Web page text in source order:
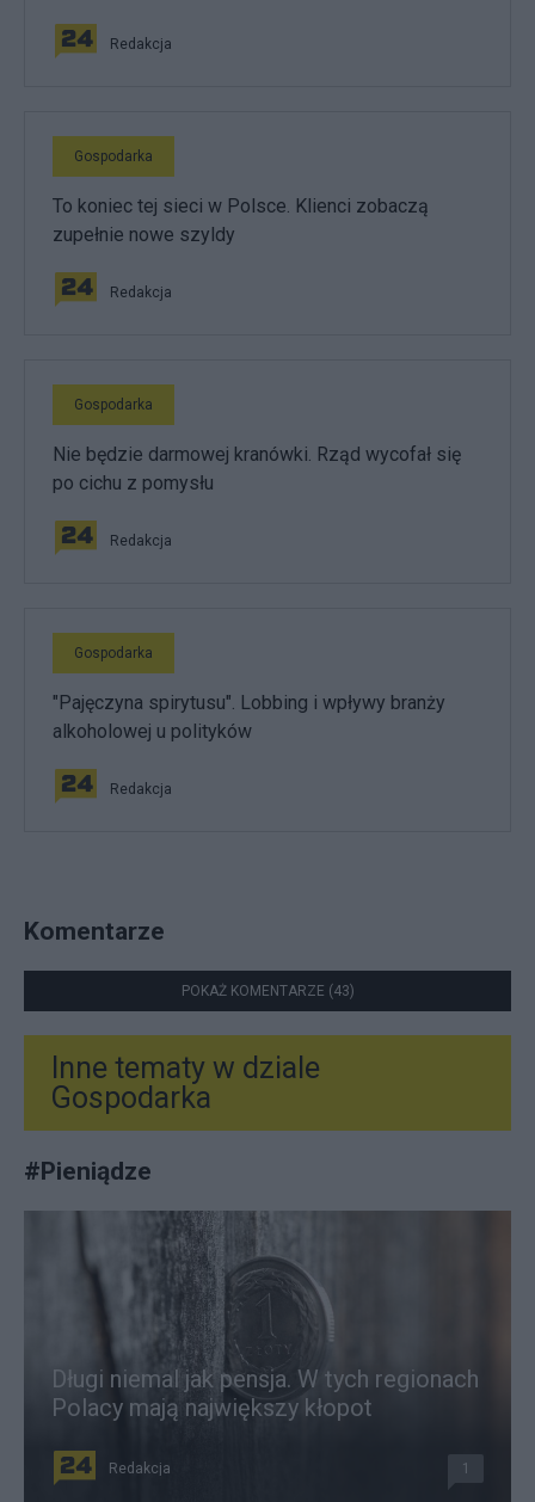
Redakcja
Gospodarka
To koniec tej sieci w Polsce. Klienci zobaczą
zupełnie nowe szyldy
Redakcja
Gospodarka
Nie będzie darmowej kranówki. Rząd wycofał się
po cichu z pomysłu
Redakcja
Gospodarka
"Pajęczyna spirytusu". Lobbing i wpływy branży
alkoholowej u polityków
Redakcja
Komentarze
POKAŻ KOMENTARZE (43)
Inne tematy w dziale
Gospodarka
#Pieniądze
Długi niemal jak pensja. W tych regionach
Polacy mają największy kłopot
Redakcja 1